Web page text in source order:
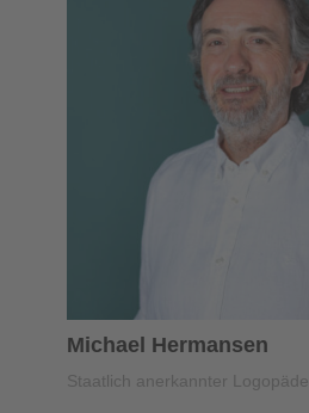
Michael Hermansen
Staatlich anerkannter Logopäde